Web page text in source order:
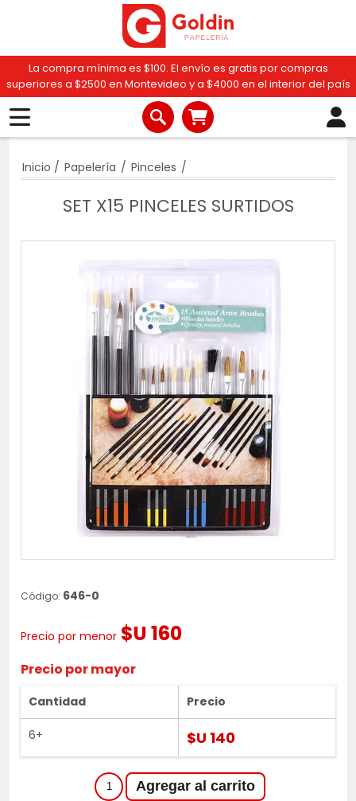
La compra mínima es $100. El envío es gratis por compras
superiores a $2500 en Montevideo y a $4000 en el interior del país
Inicio / Papelería / Pinceles /
SET X15 PINCELES SURTIDOS
Código: 646-0
Precio por menor $U 160
Precio por mayor
Cantidad
6+
Precio
$U 140